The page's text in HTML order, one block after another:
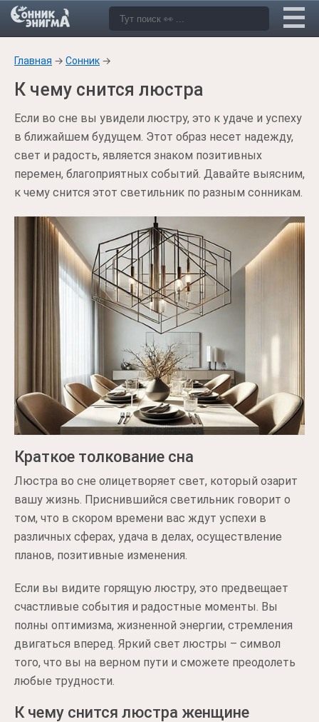
Главная → Сонник →
К чему снится люстра
Если во сне вы увидели люстру, это к удаче и успеху
в ближайшем будущем. Этот образ несет надежду,
свет и радость, является знаком позитивных
перемен, благоприятных событий. Давайте выясним,
к чему снится этот светильник по разным сонникам.
Краткое толкование сна
Люстра во сне олицетворяет свет, который озарит
вашу жизнь. Приснившийся светильник говорит о
том, что в скором времени вас ждут успехи в
различных сферах, удача в делах, осуществление
планов, позитивные изменения.
Если вы видите горящую люстру, это предвещает
счастливые события и радостные моменты. Вы
полны оптимизма, жизненной энергии, стремления
двигаться вперед. Яркий свет люстры – символ
того, что вы на верном пути и сможете преодолеть
любые трудности.
К чему снится люстра женщине